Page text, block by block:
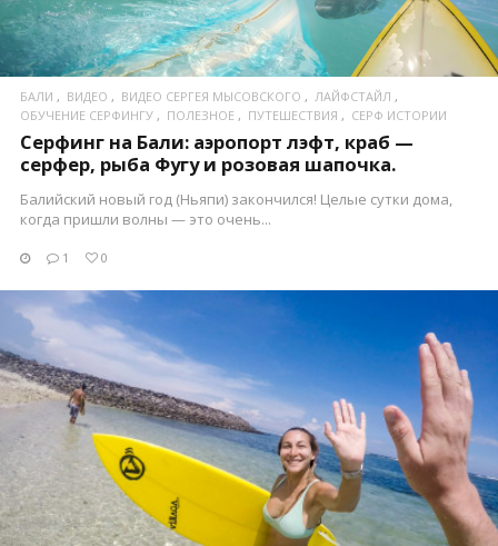
БАЛИ ВИДЕО ВИДЕО СЕРГЕЯ МЫСОВСКОГО
ЛАЙФСТАЙЛ
ОБУЧЕНИЕ СЕРФИНГУ
ПОЛЕЗНОЕ ПУТЕШЕСТВИЯ СЕРФ ИСТОРИИ
Серфинг на Бали: аэропорт лэфт, краб —
серфер, рыба Фугу и розовая шапочка.
Балийский новый год (Ньяпи) закончился! Целые сутки дома,
когда пришли волны — это очень...
1 0
ПОСМОТРЕТЬ